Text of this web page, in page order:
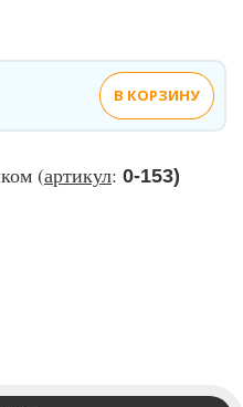
В КОРЗИНУ
(артикул: 0-153)